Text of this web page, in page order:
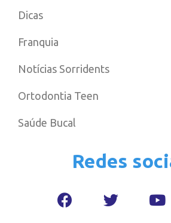
Dicas
Franquia
Notícias Sorridents
Ortodontia Teen
Saúde Bucal
Redes